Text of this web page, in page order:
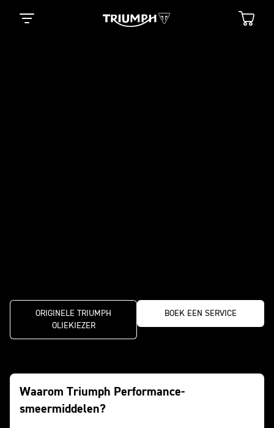
ORIGINELE TRIUMPH
OLIEKIEZER
BOEK EEN SERVICE
Waarom Triumph Performance-
smeermiddelen?